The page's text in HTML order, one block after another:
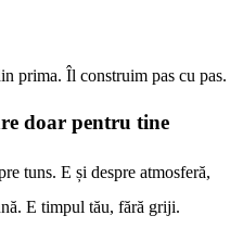
prima. Îl construim pas cu pas.
doar pentru tine
tuns. E și despre atmosferă,
E timpul tău, fără griji.